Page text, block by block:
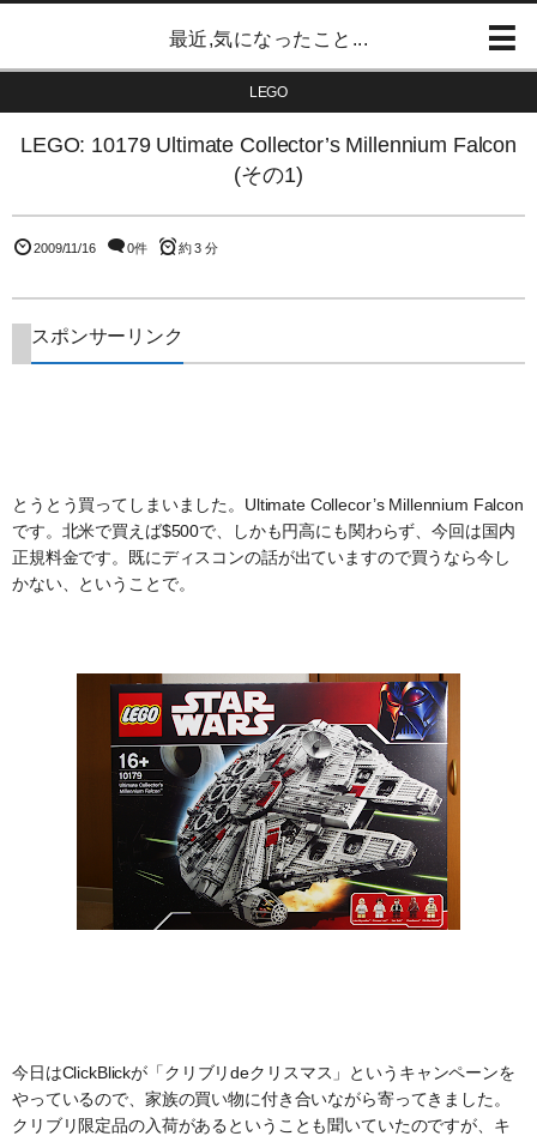
最近,気になったこと...
LEGO
LEGO: 10179 Ultimate Collector’s Millennium Falcon
(その1)
2009/11/16 0件 約 3 分
スポンサーリンク
とうとう買ってしまいました。Ultimate Collecor’s Millennium Falcon
です。北米で買えば$500で、しかも円高にも関わらず、今回は国内
正規料金です。既にディスコンの話が出ていますので買うなら今し
かない、ということで。
今日はClickBlickが「クリブリdeクリスマス」というキャンペーンを
やっているので、家族の買い物に付き合いながら寄ってきました。
クリブリ限定品の入荷があるということも聞いていたのですが、キ